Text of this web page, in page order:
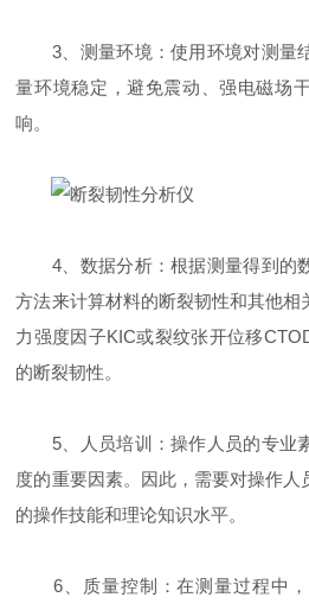
3、测量环境：使用环境对测量
量环境稳定，避免震动、强电磁场
响。
4、数据分析：根据测量得到的
方法来计算材料的断裂韧性和其他相
力强度因子KIC或裂纹张开位移
的断裂韧性。
5、人员培训：操作人员的专业
度的重要因素。因此，需要对操作
的操作技能和理论知识水平。
6、质量控制：在测量过程中，